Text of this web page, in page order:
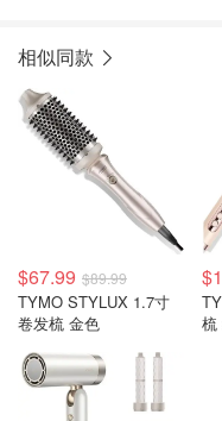
相似同款
$67.99 $89.99
TYMO STYLUX 1.7寸
卷发梳 金色
梳